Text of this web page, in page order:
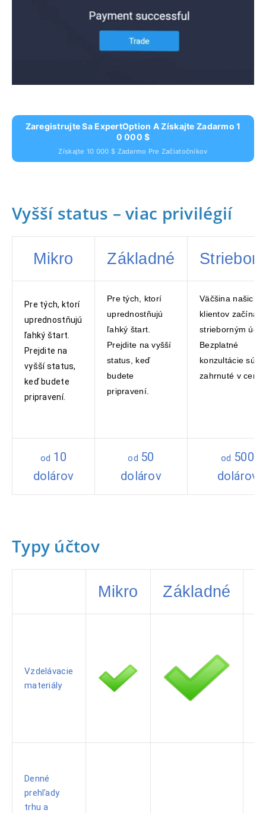
Zaregistrujte Sa ExpertOption A Získajte Zadarmo 1
0 000 $
Získajte 10 000 $ Zadarmo Pre Začiatočníkov
Vyšší status – viac privilégií
Mikro Základné
Pre tých, ktorí
uprednostňujú
ľahký štart.
Prejdite na
vyšší status,
keď budete
pripravení.
Pre tých, ktorí
uprednostňujú
ľahký štart.
Prejdite na vyšší
status, keď
budete
pripravení.
Väčšina našich
klientov začína
strieborným
Bezplatné
konzultácie sú
zahrnuté v cene.
od 10
dolárov
od 50
dolárov
od 500
dolárov
Typy účtov
Mikro Základné
Vzdelávacie
materiály
Denné
prehľady
trhu a